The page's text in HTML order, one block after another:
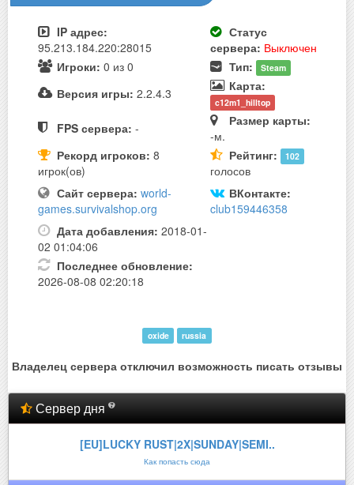
IP адрес:
95.213.184.220:28015
Статус
сервера: Выключен
Игроки: 0 из 0 Тип: Steam
Версия игры: 2.2.4.3 Карта:
c12m1_hilltop
FPS сервера: -
Размер карты:
-м.
Рекорд игроков: 8
игрок(ов)
Рейтинг: 102
голосов
Сайт сервера: world-
games.survivalshop.org
ВКонтакте:
club159446358
Дата добавления: 2018-01-
02 01:04:06
Последнее обновление:
2026-08-08 02:20:18
oxide russia
Владелец сервера отключил возможность писать отзывы
Сервер дня
[EU]LUCKY RUST|2X|SUNDAY|SEMI..
Как попасть сюда